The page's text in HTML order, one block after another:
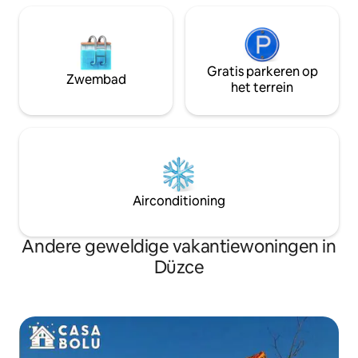
Zwembad
Gratis parkeren op
het terrein
Airconditioning
Andere geweldige vakantiewoningen in
Düzce